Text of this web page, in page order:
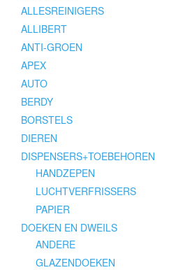
ALLESREINIGERS
ALLIBERT
ANTI-GROEN
APEX
AUTO
BERDY
BORSTELS
DIEREN
DISPENSERS+TOEBEHOREN
HANDZEPEN
LUCHTVERFRISSERS
PAPIER
DOEKEN EN DWEILS
ANDERE
GLAZENDOEKEN